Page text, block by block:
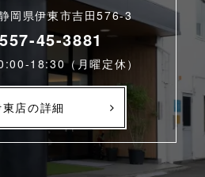
岡県伊東市吉田576-3
45-3881
18:30（月曜定休）
店の詳細